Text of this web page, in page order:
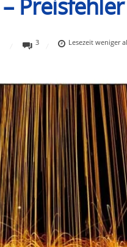
3 Lesezeitweniger